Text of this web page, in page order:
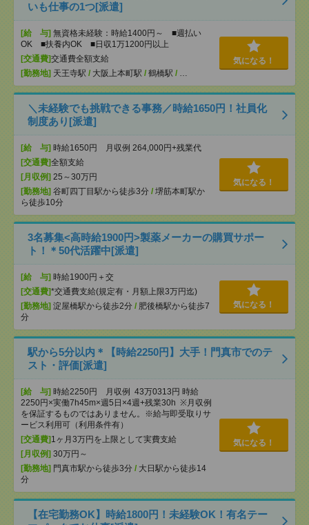
いも仕事の1つ[派遣]
[給 与] 無資格未経験：時給1400円～ ■週払い
OK ■扶養内OK ■日収1万1200円以上
[交通費]交通費全額支給
[勤務地] 天王寺駅 / 大阪上本町駅 / 鶴橋駅 / …
気になる！
＼未経験でも挑戦できる事務／時給1650円！社員化
制度あり[派遣]
[給 与] 時給1650円 月収例 264,000円+残業代
[交通費]全額支給
[月収例] 25～30万円
[勤務地] 谷町四丁目駅から徒歩3分 / 堺筋本町駅か
ら徒歩10分
気になる！
3名募集<高時給1900円>製薬メーカーの購買サポー
ト！＊50代活躍中[派遣]
[給 与] 時給1900円＋交
[交通費]*交通費支給(規定有・月額上限3万円迄)
[勤務地] 淀屋橋駅から徒歩2分 / 肥後橋駅から徒歩7
分
気になる！
駅から5分以内＊【時給2250円】大手！門真市でのテ
スト・評価[派遣]
[給 与] 時給2250円 月収例 43万0313円 時給
2250円×実働7h45m×週5日×4週+残業30h ※月収例
を保証するものではありません。※給与即受取りサ
ービス利用可（利用条件有）
[交通費] 1ヶ月3万円を上限として実費支給
[月収例] 30万円～
[勤務地] 門真市駅から徒歩3分 / 大日駅から徒歩14
分
気になる！
【在宅勤務OK】時給1800円！未経験OK！有名テー